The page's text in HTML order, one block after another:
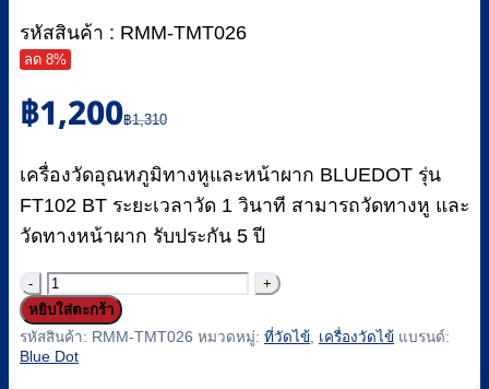
รหัสสินค้า : RMM-TMT026
ลด 8%
฿1,310
Original
price
฿1,310.
฿1,200
Current
price
฿1,200.
เครื่องวัดอุณหภูมิทางหูและหน้าผาก BLUEDOT รุ่น
FT102 BT ระยะเวลาวัด 1 วินาที สามารถวัดทางหู และ
วัดทางหน้าผาก รับประกัน 5 ปี
จำนวน
เครื่อง
วัด
หยิบใส่ตะกร้า
รหัสสินค้า: RMM-TMT026 หมวดหมู่: ที่วัดไข้ เครื่องวัดไข้ แบรนด์:
Blue Dot